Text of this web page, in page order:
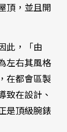
頂，並且開
此，「由
左右其風格
在都會區製
致在設計、
是頂級腕錶